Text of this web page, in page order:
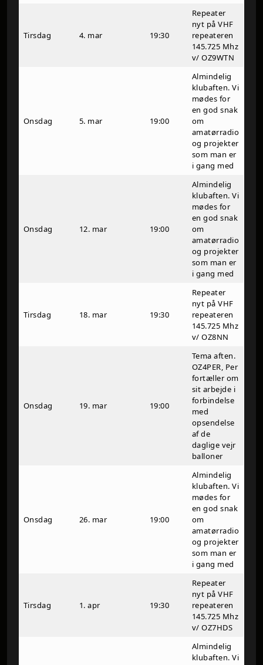
Tirsdag 4. mar 19:30
Repeater
nyt på VHF
repeateren
145.725 Mhz
v/ OZ9WTN
Onsdag 5. mar 19:00
Almindelig
klubaften. Vi
mødes for
en god snak
om
amatørradio
og projekter
som man er
i gang med
Onsdag 12. mar 19:00
Almindelig
klubaften. Vi
mødes for
en god snak
om
amatørradio
og projekter
som man er
i gang med
Tirsdag 18. mar 19:30
Repeater
nyt på VHF
repeateren
145.725 Mhz
v/ OZ8NN
Onsdag 19. mar 19:00
Tema aften.
OZ4PER, Per
fortæller om
sit arbejde i
forbindelse
med
opsendelse
af de
daglige vejr
balloner
Onsdag 26. mar 19:00
Almindelig
klubaften. Vi
mødes for
en god snak
om
amatørradio
og projekter
som man er
i gang med
Tirsdag 1. apr 19:30
Repeater
nyt på VHF
repeateren
145.725 Mhz
v/ OZ7HDS
Almindelig
klubaften. Vi